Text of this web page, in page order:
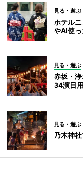
見る・遊ぶ
ホテル
やAI使っ
見る・遊ぶ
赤坂・
34演目
見る・遊ぶ
乃木神